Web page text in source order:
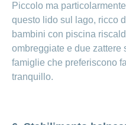
Piccolo ma
questo lido sul lago, ricco
bambini con piscina
ombreggiate e due zattere
famiglie che preferiscono
tranquillo.